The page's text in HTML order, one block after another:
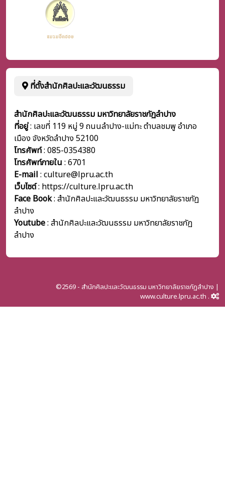
ที่ตั้งสำนักศิลปะและวัฒนธรรม
สำนักศิลปะและวัฒนธรรม มหาวิทยาลัยราชภัฏลำปาง
ที่อยู่: เลขที่ 119 หมู่ 9 ถนนลำปาง-แม่ทะ ตำบลชมพู อำเภอ
เมือง จังหวัดลำปาง 52100
โทรศัพท์: 085-0354380
โทรศัพท์ภายใน : 6701
E-mail : culture@lpru.ac.th
เว็บไซต์: https://culture.lpru.ac.th
Face Book: สำนักศิลปะและวัฒนธรรม มหาวิทยาลัยราชภัฏ
ลำปาง
Youtube: สำนักศิลปะและวัฒนธรรม มหาวิทยาลัยราชภัฏ
ลำปาง
©2569 - สำนักศิลปะและวัฒนธรรม มหาวิทยาลัยราชภัฏลำปาง |
www.culture.lpru.ac.th .